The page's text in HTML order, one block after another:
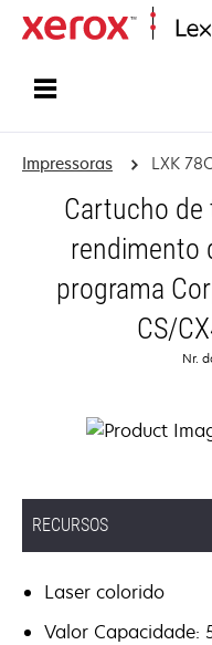
Impressoras LXK
Cartucho
rendimento
programa
CS/
Nr.
RECURSOS
Laser colorido
Valor Capacidade: